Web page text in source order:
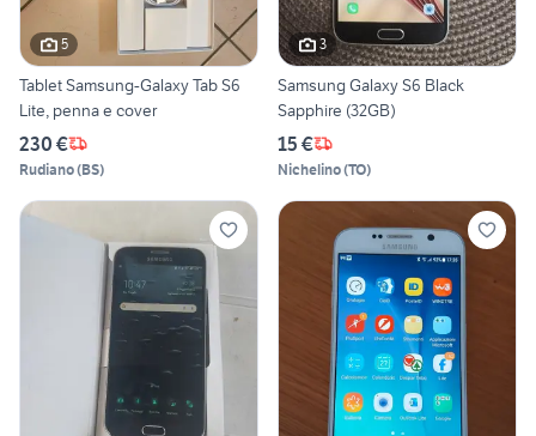
5
Tablet Samsung-Galaxy Tab S6
Lite, penna e cover
230 €
Rudiano(BS)
3
Samsung Galaxy S6 Black
Sapphire (32GB)
15 €
Nichelino(TO)